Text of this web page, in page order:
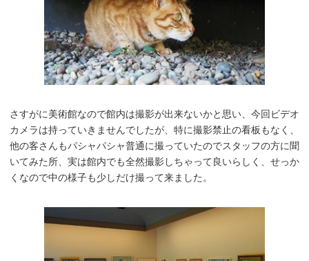
さすがに美術館なので館内は撮影が出来ないかと思い、今回ビデオ
カメラは持っていきませんでしたが、特に撮影禁止の看板もなく、
他の客さんもパシャパシャ普通に撮っていたのでスタッフの方に聞
いてみた所、実は館内でも全然撮影しちゃって良いらしく、せっか
くなので中の様子も少しだけ撮って来ました。